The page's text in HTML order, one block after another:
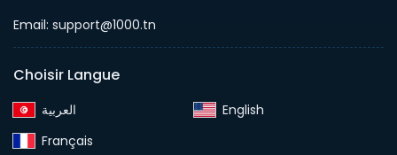
Email: support@1000.tn
Choisir Langue
English‎
Français‎